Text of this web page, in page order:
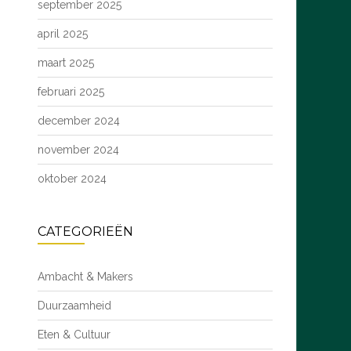
september 2025
april 2025
maart 2025
februari 2025
december 2024
november 2024
oktober 2024
CATEGORIEËN
Ambacht & Makers
Duurzaamheid
Eten & Cultuur